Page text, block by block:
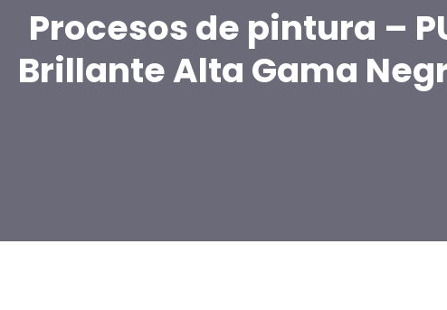
Procesos de pintura –
Brillante Alta Gama